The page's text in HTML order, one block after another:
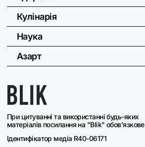
При цитуванні та використанні будь-яких
матеріалів посилання на "Blik" обов'язкове
Ідентифікатор медіа R40-06171
Кулінарія
Наука
Азарт